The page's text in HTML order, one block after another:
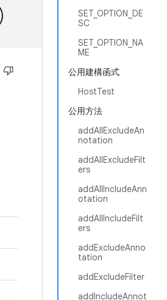
SET_OPTION_DE
SC
SET_OPTION_NA
ME
公用建構函式
HostTest
公用方法
addAllExcludeAn
notation
addAllExcludeFilt
ers
addAllIncludeAnn
otation
addAllIncludeFilt
ers
addExcludeAnno
tation
addExcludeFilter
addIncludeAnnot